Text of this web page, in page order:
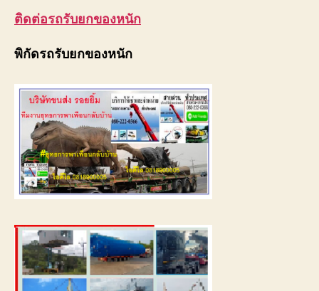
ติดต่อรถรับยกของหนัก
พิกัดรถรับยกของหนัก